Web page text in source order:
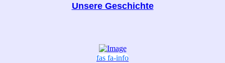
Unsere Geschichte
fas fa-info